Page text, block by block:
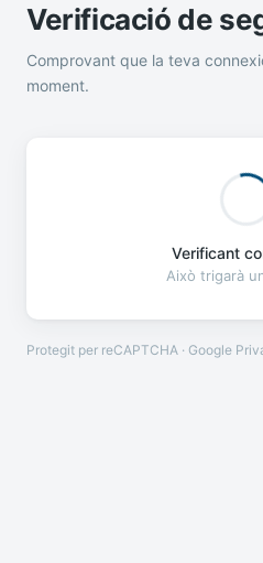
Verificació de
Comprovant que la teva
moment.
Verificant
Això trigarà
Protegit per reCAPTCHA · Google